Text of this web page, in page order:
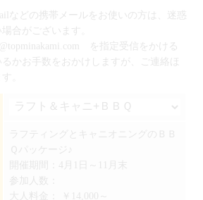
などの携帯メールをお使いの方は、迷惑
合がございます。
を指定受信をかける
かお手数をおかけしますが、ご連絡ほ
。
ラフティングとキャニオニングのＢＢ
Ｑパッケージ♪
開催期間：4月1日～11月末
参加人数：
大人料金：
￥14,000～